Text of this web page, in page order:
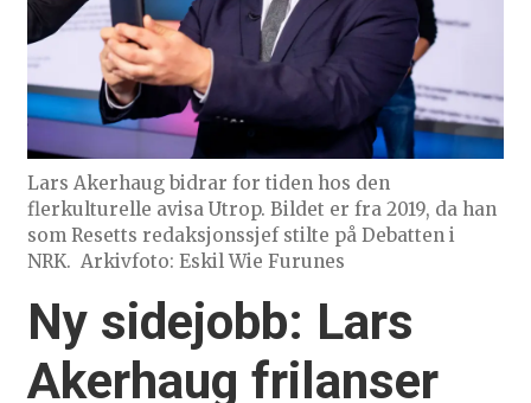
Lars Akerhaug bidrar for tiden hos den
flerkulturelle avisa Utrop. Bildet er fra 2019, da han
som Resetts redaksjonssjef stilte på Debatten i
NRK. Arkivfoto: Eskil Wie Furunes
Ny sidejobb: Lars
Akerhaug frilanser